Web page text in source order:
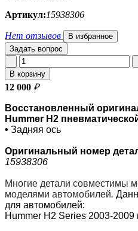
Артикул:15938306
Нет отзывов
В избранное
Задать вопрос
В корзину
12 000 ₽
Восстановленный
Hummer H2
• Задняя ось
Оригинальный номер
15938306
Многие детали совместимы
моделями автомобилей.
для автомобилей:
Hummer H2 Series 2003-2009